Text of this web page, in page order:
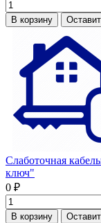
В корзину
Слаботочная
ключ"
0 ₽
В корзину